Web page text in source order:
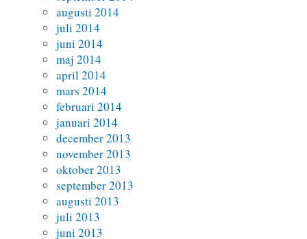
augusti 2014
juli 2014
juni 2014
maj 2014
april 2014
mars 2014
februari 2014
januari 2014
december 2013
november 2013
oktober 2013
september 2013
augusti 2013
juli 2013
juni 2013